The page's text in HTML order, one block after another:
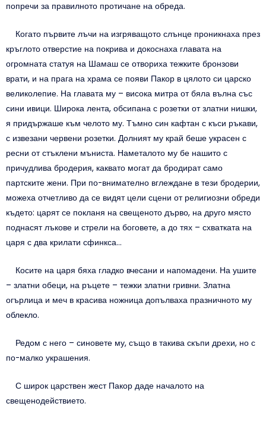
попречи за правилното протичане на обреда.
Когато първите лъчи на изгряващото слънце проникнаха през
кръглото отверстие на покрива и докоснаха главата на
огромната статуя на Шамаш се отвориха тежките бронзови
врати, и на прага на храма се появи Пакор в цялото си царско
великолепие. На главата му – висока митра от бяла вълна със
сини ивици. Широка лента, обсипана с розетки от златни нишки,
я придържаше към челото му. Тъмно син кафтан с къси ръкави,
с извезани червени розетки. Долният му край беше украсен с
ресни от стъклени мъниста. Наметалото му бе нашито с
причудлива бродерия, каквато могат да бродират само
партските жени. При по-внимателно вглеждане в тези бродерии,
можеха отчетливо да се видят цели сцени от религиозни обреди
където: царят се покланя на свещеното дърво, на друго място
поднасят лъкове и стрели на боговете, а до тях – схватката на
царя с два крилати сфинкса…
Косите на царя бяха гладко вчесани и напомадени. На ушите
– златни обеци, на ръцете – тежки златни гривни. Златна
огърлица и меч в красива ножница допълваха празничното му
облекло.
Редом с него – синовете му, също в такива скъпи дрехи, но с
по-малко украшения.
С широк царствен жест Пакор даде началото на
свещенодействието.